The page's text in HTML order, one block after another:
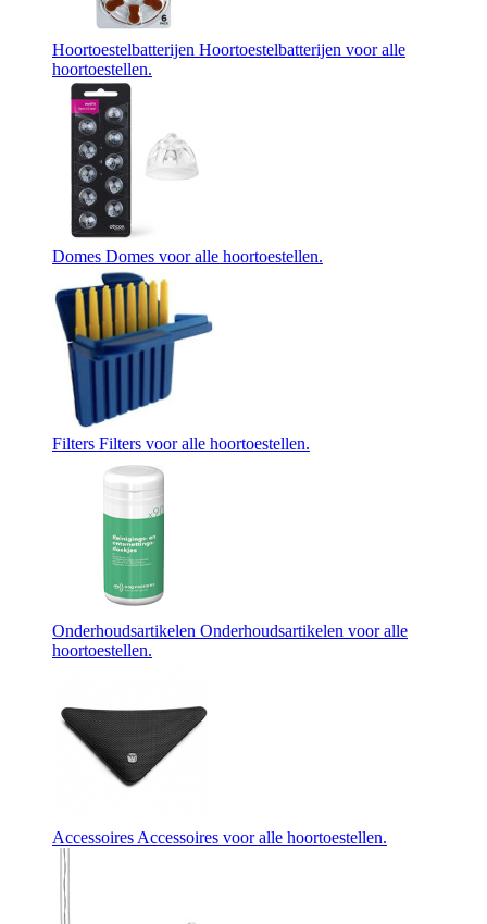
Hoortoestelbatterijen Hoortoestelbatterijen voor alle
hoortoestellen.
Domes Domes voor alle hoortoestellen.
Filters Filters voor alle hoortoestellen.
Onderhoudsartikelen Onderhoudsartikelen voor alle
hoortoestellen.
Accessoires Accessoires voor alle hoortoestellen.